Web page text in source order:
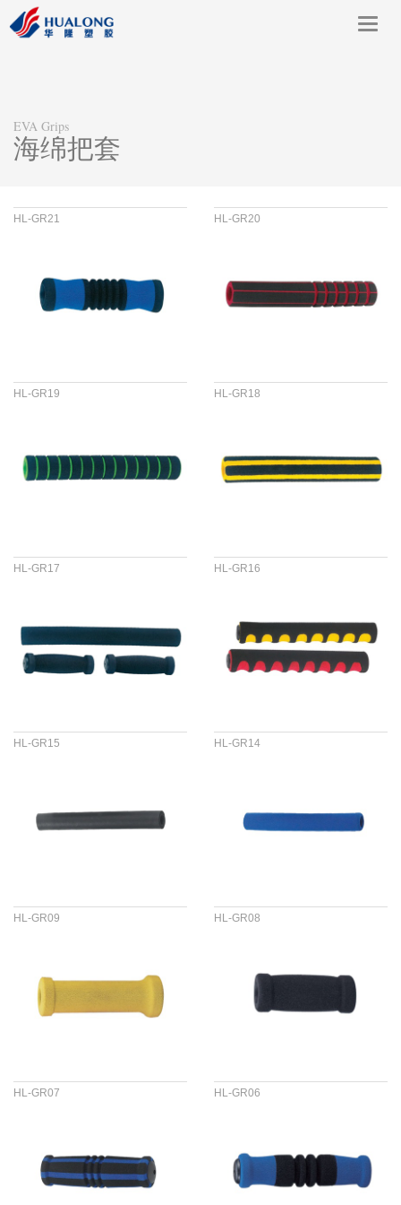
EVA Grips
海绵把套
HL-GR21 HL-GR20
HL-GR19 HL-GR18
HL-GR17 HL-GR16
HL-GR15 HL-GR14
HL-GR09 HL-GR08
HL-GR07 HL-GR06